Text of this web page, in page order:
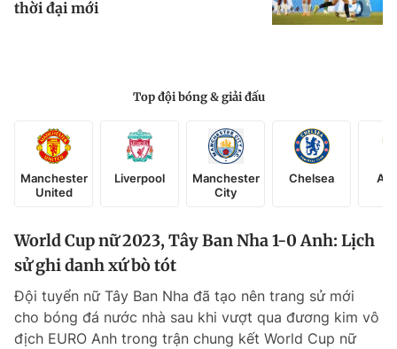
thời đại mới
Top đội bóng & giải đấu
Manchester
United
Liverpool
Manchester
City
Chelsea
World Cup nữ 2023, Tây Ban Nha 1-0 Anh: Lịch
sử ghi danh xứ bò tót
Đội tuyển nữ Tây Ban Nha đã tạo nên trang sử mới
cho bóng đá nước nhà sau khi vượt qua đương kim vô
địch EURO Anh trong trận chung kết World Cup nữ